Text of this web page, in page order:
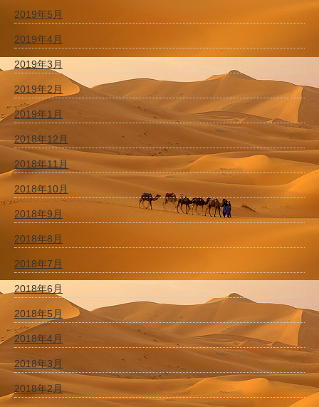
2019年5月
2019年4月
2019年3月
2019年2月
2019年1月
2018年12月
2018年11月
2018年10月
2018年9月
2018年8月
2018年7月
2018年6月
2018年5月
2018年4月
2018年3月
2018年2月